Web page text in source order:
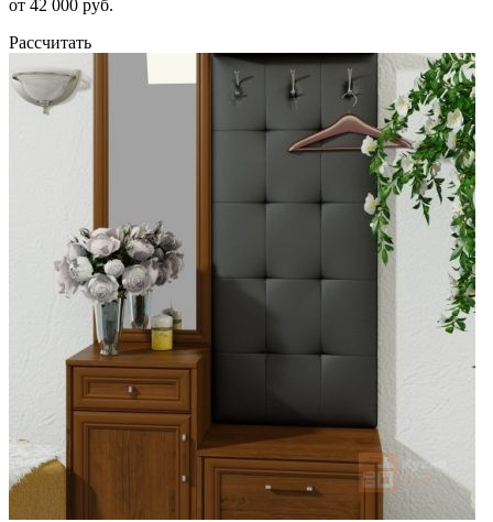
от 42 000 руб.
Рассчитать